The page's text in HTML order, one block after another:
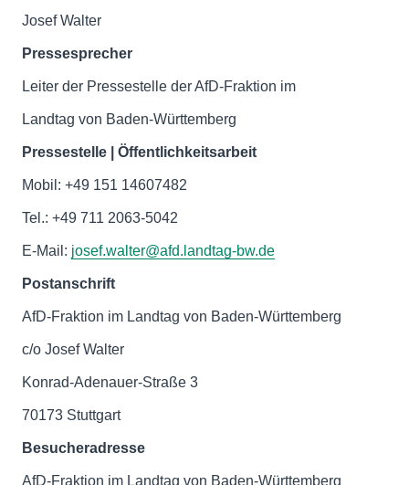
Josef Walter
Pressesprecher
Leiter der Pressestelle der AfD-Fraktion im
Landtag von Baden-Württemberg
Pressestelle | Öffentlichkeitsarbeit
Mobil: +49 151 14607482
Tel.: +49 711 2063-5042
E-Mail: josef.walter@afd.landtag-bw.de
Postanschrift
AfD-Fraktion im Landtag von Baden-Württemberg
c/o Josef Walter
Konrad-Adenauer-Straße 3
70173 Stuttgart
Besucheradresse
AfD-Fraktion im Landtag von Baden-Württemberg